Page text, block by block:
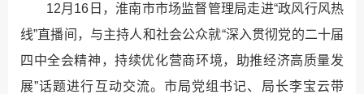
12月16日，淮南市市场监督管理局走进“政风行风热
线”直播间，与主持人和社会公众就“深入贯彻党的二十届
四中全会精神，持续优化营商环境，助推经济高质量发
展”话题进行互动交流。市局党组书记、局长李宝云带